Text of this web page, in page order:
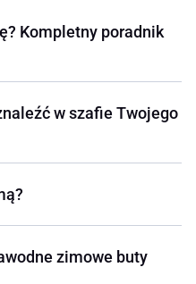
Kompletny poradnik
w szafie Twojego
zimowe buty